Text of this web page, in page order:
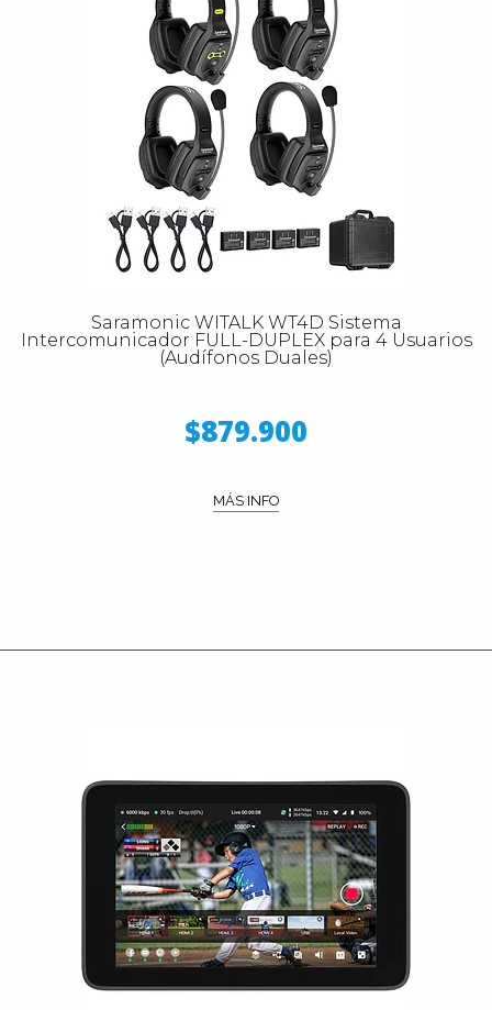
Saramonic WITALK WT4D Sistema
Intercomunicador FULL-DUPLEX para 4 Usuarios
(Audífonos Duales)
$879.900
MÁS INFO